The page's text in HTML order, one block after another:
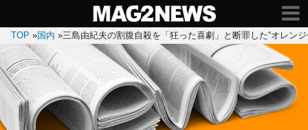
TOP »国内 »三島由紀夫の割腹自殺を「狂った喜劇」と断罪した“オレン